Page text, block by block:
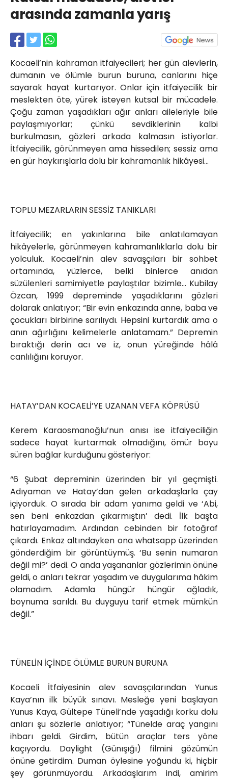
arasında zamanla yarış
Kocaeli’nin kahraman itfaiyecileri; her gün alevlerin,
dumanın ve ölümle burun buruna, canlarını hiçe
sayarak hayat kurtarıyor. Onlar için itfaiyecilik bir
meslekten öte, yürek isteyen kutsal bir mücadele.
Çoğu zaman yaşadıkları ağır anları aileleriyle bile
paylaşmıyorlar; çünkü sevdiklerinin kalbi
burkulmasın, gözleri arkada kalmasın istiyorlar.
İtfaiyecilik, görünmeyen ama hissedilen; sessiz ama
en gür haykırışlarla dolu bir kahramanlık hikâyesi…
TOPLU MEZARLARIN SESSİZ TANIKLARI
İtfaiyecilik; en yakınlarına bile anlatılamayan
hikâyelerle, görünmeyen kahramanlıklarla dolu bir
yolculuk. Kocaeli’nin alev savaşçıları bir sohbet
ortamında, yüzlerce, belki binlerce anıdan
süzülenleri samimiyetle paylaştılar bizimle… Kubilay
Özcan, 1999 depreminde yaşadıklarını gözleri
dolarak anlatıyor; “Bir evin enkazında anne, baba ve
çocukları birbirine sarılıydı. Hepsini kurtardık ama o
anın ağırlığını kelimelerle anlatamam.” Depremin
bıraktığı derin acı ve iz, onun yüreğinde hâlâ
canlılığını koruyor.
HATAY’DAN KOCAELİ’YE UZANAN VEFA KÖPRÜSÜ
Kerem Karaosmanoğlu’nun anısı ise itfaiyeciliğin
sadece hayat kurtarmak olmadığını, ömür boyu
süren bağlar kurduğunu gösteriyor:
“6 Şubat depreminin üzerinden bir yıl geçmişti.
Adıyaman ve Hatay’dan gelen arkadaşlarla çay
içiyorduk. O sırada bir adam yanıma geldi ve ‘Abi,
sen beni enkazdan çıkarmıştın’ dedi. İlk başta
hatırlayamadım. Ardından cebinden bir fotoğraf
çıkardı. Enkaz altındayken ona whatsapp üzerinden
gönderdiğim bir görüntüymüş. ‘Bu senin numaran
değil mi?’ dedi. O anda yaşananlar gözlerimin önüne
geldi, o anları tekrar yaşadım ve duygularıma hâkim
olamadım. Adamla hüngür hüngür ağladık,
boynuma sarıldı. Bu duyguyu tarif etmek mümkün
değil.”
TÜNELİN İÇİNDE ÖLÜMLE BURUN BURUNA
Kocaeli İtfaiyesinin alev savaşçılarından Yunus
Kaya’nın ilk büyük sınavı. Mesleğe yeni başlayan
Yunus Kaya, Gültepe Tüneli’nde yaşadığı korku dolu
anları şu sözlerle anlatıyor; “Tünelde araç yangını
ihbarı geldi. Girdim, bütün araçlar ters yöne
kaçıyordu. Daylight (Günışığı) filmini gözümün
önüne getirdim. Duman öylesine yoğundu ki, hiçbir
şey görünmüyordu. Arkadaşlarım indi, amirim
Yahya Kaptan Mahallesi
Akkavaklar Caddesi No:17/4 İzmit-
kocaelisokak@gmail.com